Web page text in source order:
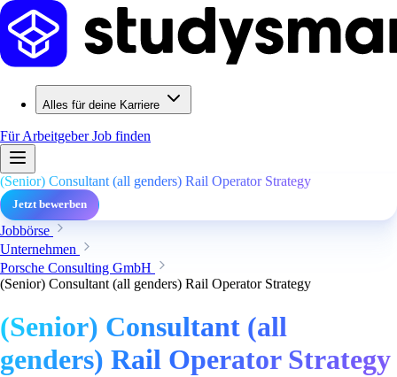
Alles für deine Karriere
Für ArbeitgeberJob finden
(Senior) Consultant (all genders) Rail Operator Strategy
Jetzt bewerben
Jobbörse
Unternehmen
Porsche Consulting GmbH
(Senior) Consultant (all genders) Rail Operator Strategy
(Senior) Consultant (all
genders) Rail Operator Strategy